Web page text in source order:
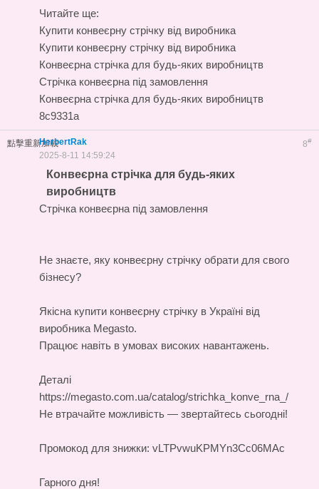
Читайте ще:
Купити конвеєрну стрічку від виробника
Купити конвеєрну стрічку від виробника
Конвеєрна стрічка для будь-яких виробництв
Стрічка конвеєрна під замовлення
Конвеєрна стрічка для будь-яких виробництв
8c9331a
點擊重新加載 8#
HerbertRak
2025-8-11 14:59:24
Конвеєрна стрічка для будь-яких
виробництв
Стрічка конвеєрна під замовлення
Не знаєте, яку конвеєрну стрічку обрати для свого
бізнесу?
Якісна купити конвеєрну стрічку в Україні від
виробника Megasto.
Працює навіть в умовах високих навантажень.
Деталі
https://megasto.com.ua/catalog/strichka_konve_rna_/
Не втрачайте можливість — звертайтесь сьогодні!
Промокод для знижки: vLTPvwuKPMYn3Cc06MAc
Гарного дня!